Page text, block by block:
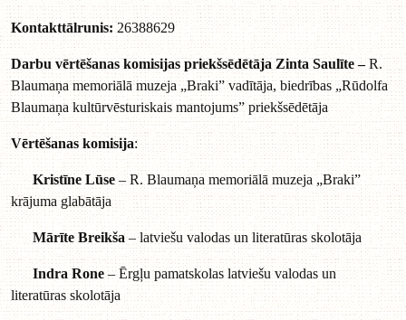
Kontakttālrunis: 26388629
Darbu vērtēšanas komisijas priekšsēdētāja Zinta Saulīte –R.
Blaumaņa memoriālā muzeja „Braki” vadītāja, biedrības „Rūdolfa
Blaumaņa kultūrvēsturiskais mantojums” priekšsēdētāja
Vērtēšanas komisija:
Kristīne Lūse– R. Blaumaņa memoriālā muzeja „Braki”
krājuma glabātāja
Mārīte Breikša– latviešu valodas un literatūras skolotāja
Indra Rone– Ērgļu pamatskolas latviešu valodas un
literatūras skolotāja